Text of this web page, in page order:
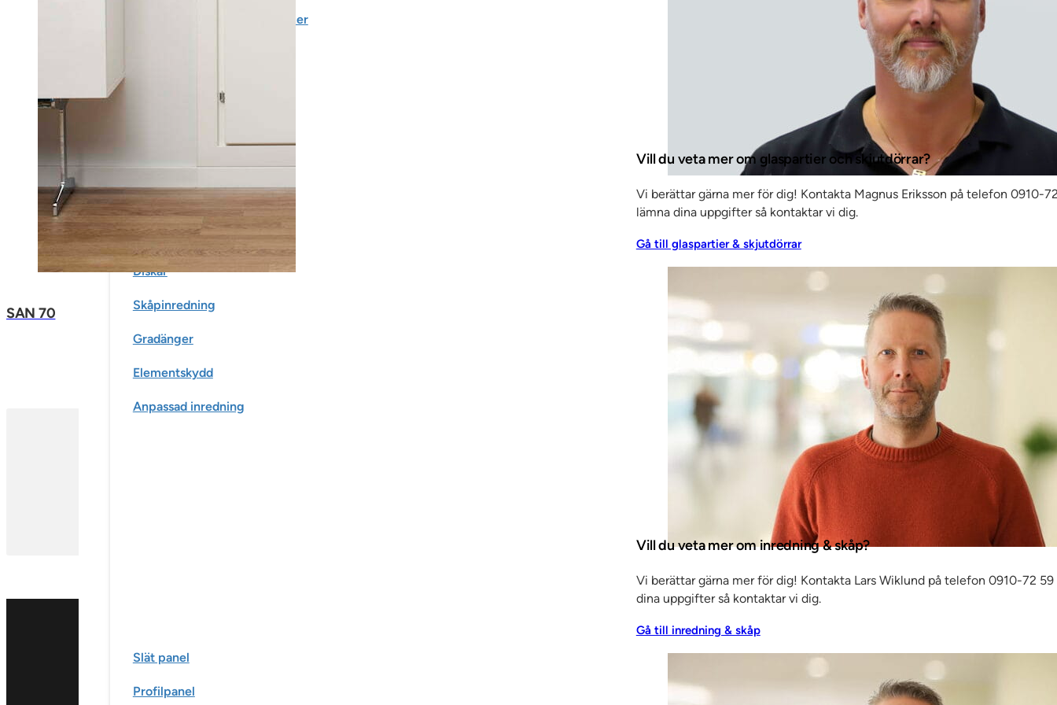
T-serien massiva träglaspartier
Vill du veta mer om glaspartier och skjutdörrar?
Vi berättar gärna mer för dig! Kontakta Magnus Eriksson på telefon 0910-
lämna dina uppgifter så kontaktar vi dig.
Gå till glaspartier & skjutdörrar
Diskar
Skåpinredning
Gradänger
Elementskydd
Anpassad inredning
Vill du veta mer om inredning & skåp?
Vi berättar gärna mer för dig! Kontakta Lars Wiklund på telefon 0910-72
dina uppgifter så kontaktar vi dig.
Gå till inredning & skåp
Slät panel
Profilpanel
SAN 70